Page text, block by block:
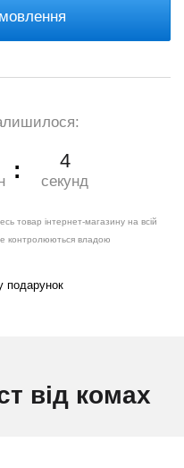
3
секунд
товар інтернет-магазину на всій
контролюються владою
подарунок
від комах